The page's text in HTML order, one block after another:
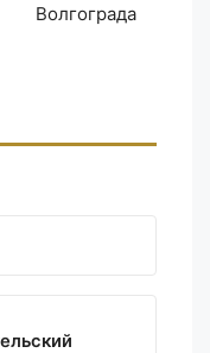
Волгограда